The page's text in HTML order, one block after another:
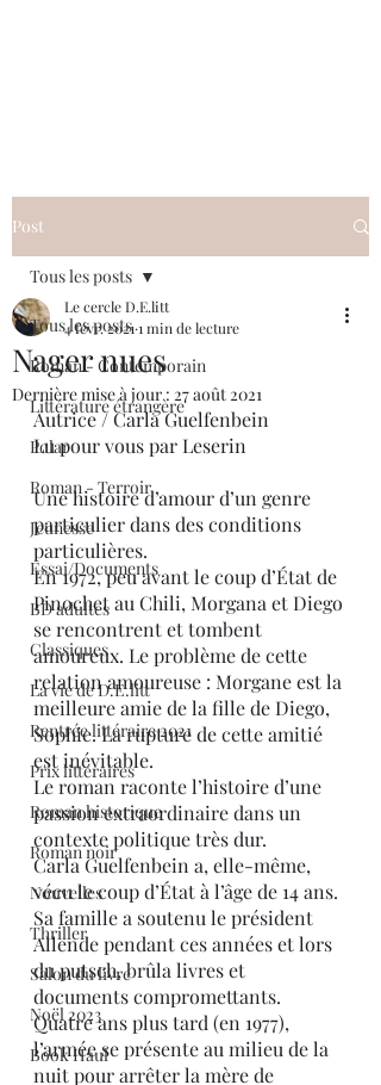
Post
Tous les posts
Roman - Contemporain
Littérature étrangère
Polar
Roman - Terroir
Jeunesse
Essai/Documents
BD adultes
Classiques
La vie de D.E.litt
Rentrée littéraire 2021
Prix littéraires
Roman historique
Roman noir
Nouvelles
Thriller
Salon du livre
Noël 2023
Book Haul
Tous les posts
Nager nues
Le cercle D.E.litt
4 févr. 2021 1 min de lecture
Dernière mise à jour : 27 août 2021
Autrice / Carla Guelfenbein
Lu pour vous par Leserin
Une histoire d’amour d’un genre
particulier dans des conditions
particulières.
En 1972, peu avant le coup d’État de
Pinochet au Chili, Morgana et Diego
se rencontrent et tombent
amoureux. Le problème de cette
relation amoureuse : Morgane est la
meilleure amie de la fille de Diego,
Sophie. La rupture de cette amitié
est inévitable.
Le roman raconte l’histoire d’une
passion extraordinaire dans un
contexte politique très dur.
Carla Guelfenbein a, elle-même,
vécu le coup d’État à l’âge de 14 ans.
Sa famille a soutenu le président
Allende pendant ces années et lors
du putsch, brûla livres et
documents compromettants.
Quatre ans plus tard (en 1977),
l’armée se présente au milieu de la
nuit pour arrêter la mère de